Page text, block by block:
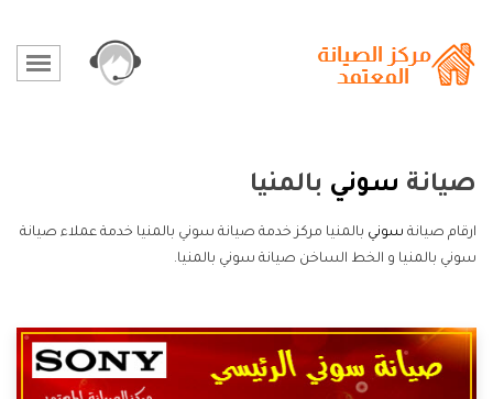
صيانة سوني بالمنيا
ارقام صيانة سوني بالمنيا مركز خدمة صيانة سوني بالمنيا خدمة عملاء صيانة
سوني بالمنيا و الخط الساخن صيانة سوني بالمنيا.